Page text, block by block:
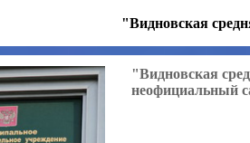
"Видновская
"Видновская
неофициальный